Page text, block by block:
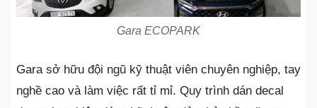
Gara ECOPARK
Gara sở hữu đội ngũ kỹ thuật viên chuyên nghiệp, tay
nghề cao và làm việc rất tỉ mỉ. Quy trình dán decal